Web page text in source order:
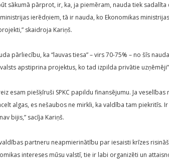
sākumā pārprot, ir, ka, ja piemēram, nauda tiek
ierēdņiem, tā ir nauda, ko Ekonomikas
skaidroja Kariņš.
pārliecību, ka “lauvas tiesa” – virs 70-75% – no šīs
apstiprina projektus, ko tad izpilda privātie
esam piešķīruši SPKC papildu finansējumu. Ja
algas, es nešaubos ne mirkli, ka valdība tam piekritīs.
bijis,” sacīja Kariņš.
partneru neapmierinātību par iesaisti krīzes
intereses mūsu valstī, tie ir labi organizēti un